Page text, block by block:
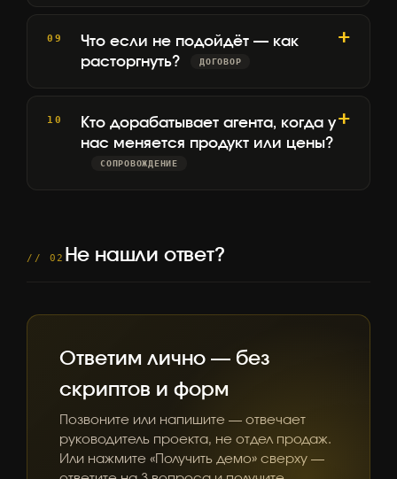
Что если не подойдёт — как
расторгнуть?
ДОГОВОР
Кто дорабатывает агента, когда у
нас меняется продукт или цены?
СОПРОВОЖДЕНИЕ
// 02 Не нашли ответ?
Ответим лично — без
скриптов и форм
Позвоните или напишите — отвечает
руководитель проекта, не отдел продаж.
Или нажмите «Получить демо» сверху —